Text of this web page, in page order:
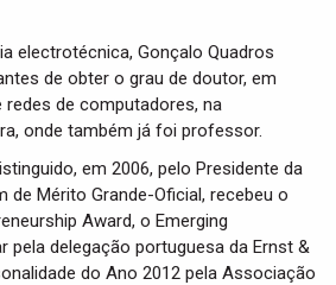
electrotécnica, Gonçalo Quadros
de obter o grau de doutor, em
de computadores, na
onde também já foi professor.
em 2006, pelo Presidente da
de Mérito Grande-Oficial, recebeu o
Award, o Emerging
pela delegação portuguesa da Ernst &
do Ano 2012 pela Associação